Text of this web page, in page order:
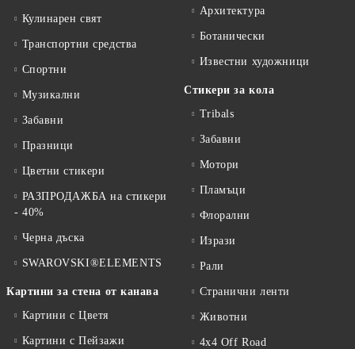
Кулинарен свят
Транспортни средства
Спортни
Музикални
Забавни
Празници
Цветни стикери
РАЗПРОДАЖБА на стикери
- 40%
Черна дъска
SWAROVSKI®ELEMENTS
Картини за стена от канава
Картини с Цветя
Картини с Пейзажи
Архитектура
Ботанически
Известни художници
Стикери за кола
Tribals
Забавни
Мотори
Пламъци
Флорални
Изрази
Рали
Странични ленти
Животни
4x4 Off Road